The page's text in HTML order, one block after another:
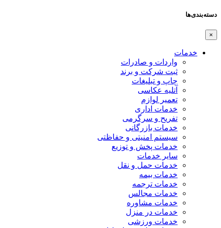
دسته‌بندی‌ها
×
خدمات
واردات و صادرات
ثبت شرکت و برند
چاپ و تبلیغات
آتلیه عکاسی
تعمیر لوازم
خدمات اداری
تفریح و سرگرمی
خدمات بازرگانی
سیستم امنیتی و حفاظتی
خدمات پخش و توزیع
سایر خدمات
خدمات حمل و نقل
خدمات بیمه
خدمات ترجمه
خدمات مجالس
خدمات مشاوره
خدمات در منزل
خدمات ورزشی